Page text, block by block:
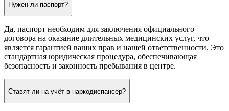
Нужен ли паспорт?
Да, паспорт необходим для заключения официального
договора на оказание длительных медицинских услуг, что
является гарантией ваших прав и нашей ответственности. Это
стандартная юридическая процедура, обеспечивающая
безопасность и законность пребывания в центре.
Ставят ли на учёт в наркодиспансер?